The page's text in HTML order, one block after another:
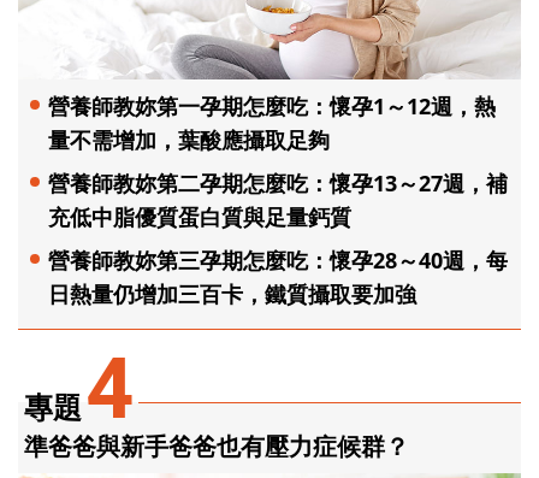
專題4
準爸爸與新手爸爸也有壓力症候群？
營養師教妳第一孕期怎麼吃：懷孕1～12週，熱
量不需增加，葉酸應攝取足夠
營養師教妳第二孕期怎麼吃：懷孕13～27週，補
充低中脂優質蛋白質與足量鈣質
營養師教妳第三孕期怎麼吃：懷孕28～40週，每
日熱量仍增加三百卡，鐵質攝取要加強